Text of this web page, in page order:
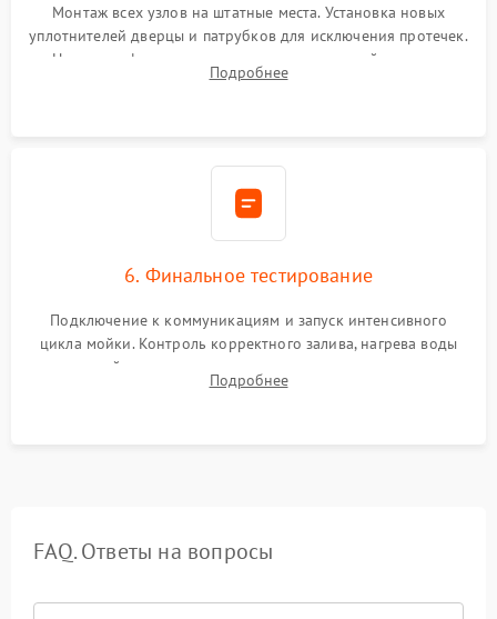
Монтаж всех узлов на штатные места. Установка новых
уплотнителей дверцы и патрубков для исключения протечек.
Надежная фиксация хомутов гидравлической системы,
сборка корпуса и установка датчика поплавка.
Подробнее
6. Финальное тестирование
Подключение к коммуникациям и запуск интенсивного
цикла мойки. Контроль корректного залива, нагрева воды
до нужной температуры, отсутствия посторонних шумов,
штатного слива и абсолютной сухости в поддоне.
Подробнее
FAQ. Ответы на вопросы